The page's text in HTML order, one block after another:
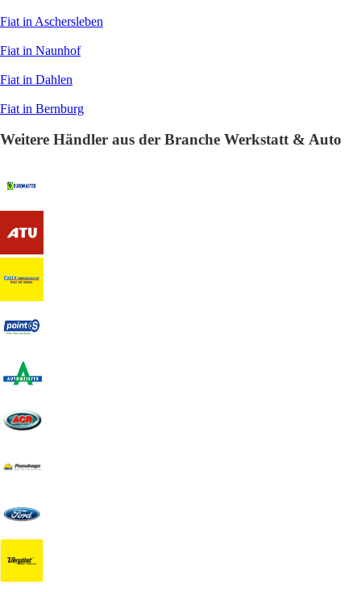
Fiat in Aschersleben
Fiat in Naunhof
Fiat in Dahlen
Fiat in Bernburg
Weitere Händler aus der Branche Werkstatt & Auto